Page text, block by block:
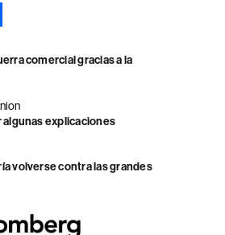
comercial gracias a la
algunas explicaciones
volverse contra las grandes